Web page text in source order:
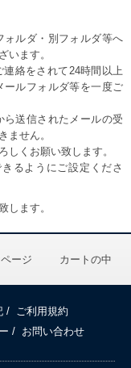
ォルダ・別フォルダ等へ
います。
絡をされて24時間以上
ールフォルダ等を一度ご
送信されたメールの受
ません。
しくお願い致します。
るようにご設定くださ
します。
ージ カートの中
/
ご利用規約
/ お問い合わせ